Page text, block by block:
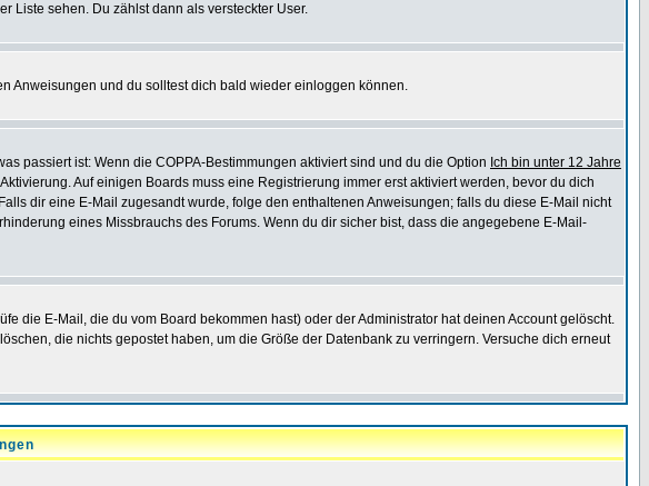
Liste sehen. Du zählst dann als versteckter User.
Anweisungen und du solltest dich bald wieder einloggen können.
passiert ist: Wenn die COPPA-Bestimmungen aktiviert sind und du die Option Ich bin unter 12 Jahre
Auf einigen Boards muss eine Registrierung immer erst aktiviert werden, bevor du dich
dir eine E-Mail zugesandt wurde, folge den enthaltenen Anweisungen; falls du diese E-Mail nicht
eines Missbrauchs des Forums. Wenn du dir sicher bist, dass die angegebene E-Mail-
die E-Mail, die du vom Board bekommen hast) oder der Administrator hat deinen Account gelöscht.
die nichts gepostet haben, um die Größe der Datenbank zu verringern. Versuche dich erneut